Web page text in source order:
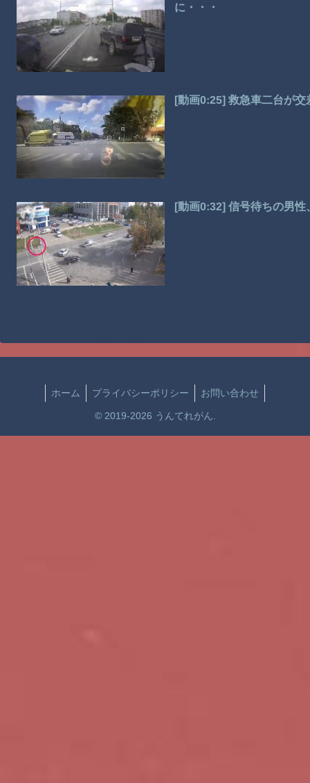
に・・・
[動画0:25] 救急車二台が
[動画0:32] 信号待ちの男
ホーム プライバシーポリシー お問い合わせ
© 2019-2026 うんてれがん.